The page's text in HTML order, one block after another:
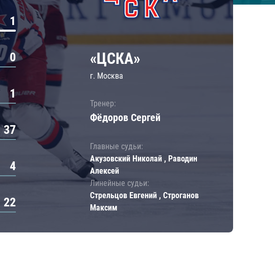
1
0
1
37
4
22
«ЦСКА»
г. Москва
Тренер:
Фёдоров Сергей
Главные судьи:
Акузовский Николай , Раводин
Алексей
Линейные судьи:
Стрельцов Евгений , Строганов
Максим